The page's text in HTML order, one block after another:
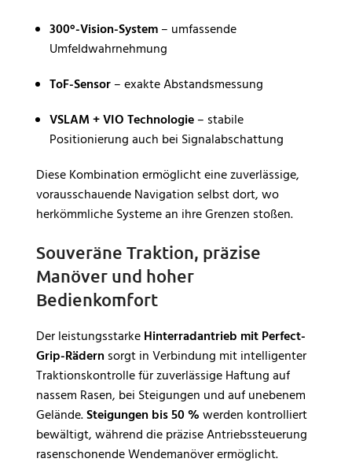
300°-Vision-System– umfassende
Umfeldwahrnehmung
ToF-Sensor– exakte Abstandsmessung
VSLAM + VIO Technologie– stabile
Positionierung auch bei Signalabschattung
Diese Kombination ermöglicht eine zuverlässige,
vorausschauende Navigation selbst dort, wo
herkömmliche Systeme an ihre Grenzen stoßen.
Souveräne Traktion, präzise
Manöver und hoher
Bedienkomfort
Der leistungsstarkeHinterradantrieb mit Perfect-
Grip-Rädern sorgt in Verbindung mit intelligenter
Traktionskontrolle für zuverlässige Haftung auf
nassem Rasen, bei Steigungen und auf unebenem
Gelände.Steigungen bis 50 %werden kontrolliert
bewältigt, während die präzise Antriebssteuerung
rasenschonende Wendemanöver ermöglicht.